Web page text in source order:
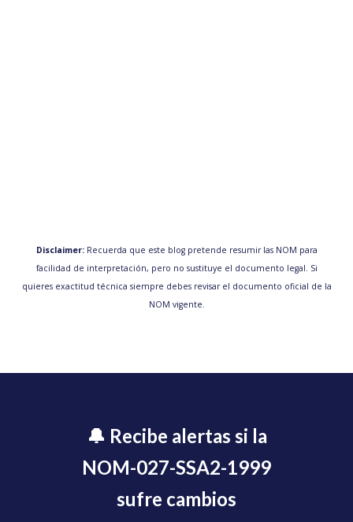
Disclaimer: Recuerda que este blog pretende resumir las NOM para
facilidad de interpretación, pero no sustituye el documento legal. Si
quieres exactitud técnica siempre debes revisar el documento oficial de la
NOM vigente.
🔔 Recibe alertas si la
NOM-027-SSA2-1999
sufre cambios